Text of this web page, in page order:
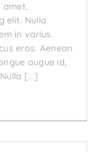
amet,
elit. Nulla
in varius.
eros. Aenean
augue id,
[...]